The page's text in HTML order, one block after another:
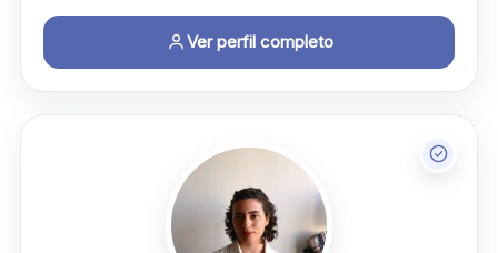
Ver perfil completo